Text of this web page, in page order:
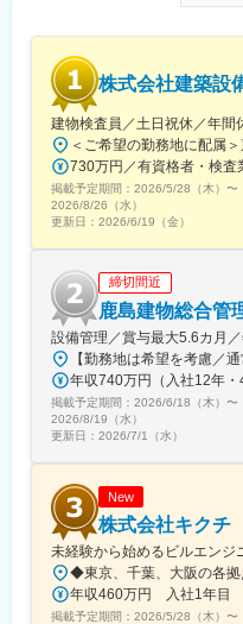
※担当企業数は、企業規
す。
<入社後の流れ>
基本的には担当課長や営
他、メーカー研修や社内
いただきます。
＼健康経営優良法人・
年間休日121日・残業は
ルビーイングを推進して
ションや生産性の向上を
認定）
<借り上げ社宅について>
現住所から通勤が困難で
対象となります。※詳細
変更の範囲：会社の定め
株式会社建築設
建物検査員／土日祝休／年間
掲載予定期間： 2026/5/28（木） 〜
2026/8/26（水）
更新日： 2026/6/19（金）
締切間近
鹿島建物総合管
設備管理／賞与最大5.6カ月
掲載予定期間： 2026/6/18（木） 〜
2026/8/19（水）
更新日： 2026/7/1（水）
New
株式会社キクチ
未経験から始めるビルエンジ
年収460万円 入社1年目
掲載予定期間： 2026/5/28（木） 〜